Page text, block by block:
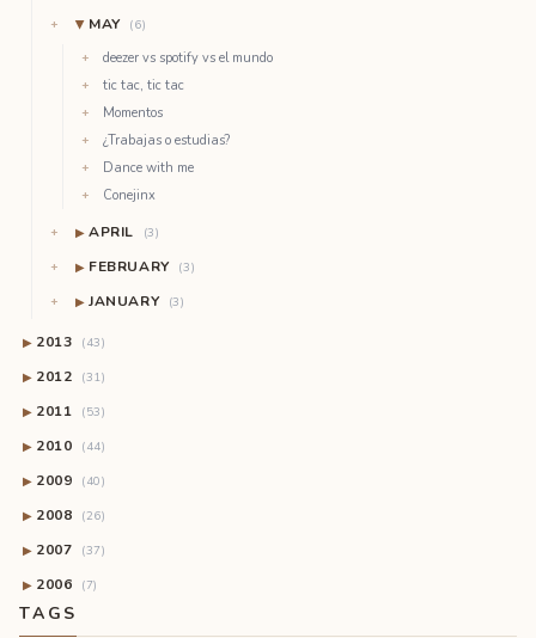
▶ MAY (6)
deezer vs spotify vs el mundo
tic tac, tic tac
Momentos
¿Trabajas o estudias?
Dance with me
Conejinx
▶ APRIL (3)
▶ FEBRUARY (3)
▶ JANUARY (3)
▶ 2013 (43)
▶ 2012 (31)
▶ 2011 (53)
▶ 2010 (44)
▶ 2009 (40)
▶ 2008 (26)
▶ 2007 (37)
▶ 2006 (7)
TAGS